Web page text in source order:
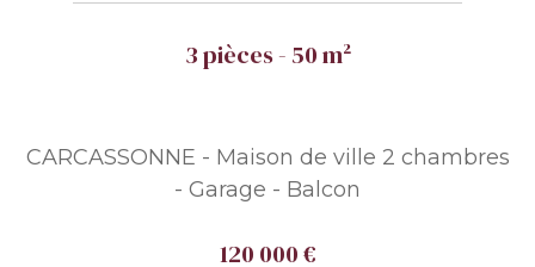
3 pièces - 50 m²
CARCASSONNE - Maison de ville 2 chambres
- Garage - Balcon
120 000 €